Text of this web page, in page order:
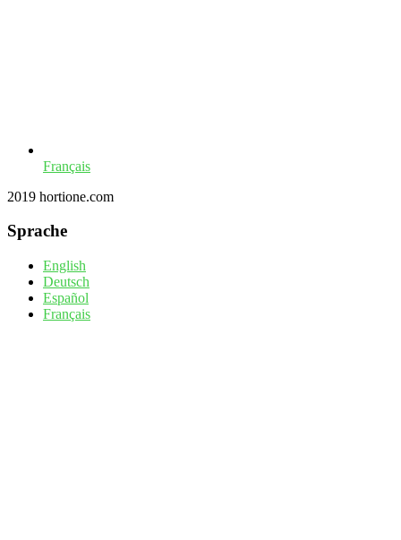
Français
2019 hortione.com
Sprache
English
Deutsch
Español
Français